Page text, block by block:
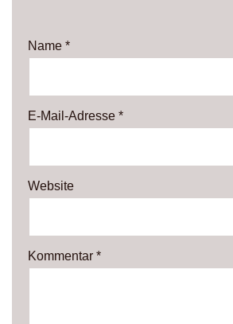
Name *
E-Mail-Adresse *
Website
Kommentar *